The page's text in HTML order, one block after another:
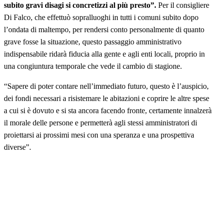
subito gravi disagi si concretizzi al più presto”. Per il consigliere
Di Falco, che effettuò sopralluoghi in tutti i comuni subito dopo
l’ondata di maltempo, per rendersi conto personalmente di quanto
grave fosse la situazione, questo passaggio amministrativo
indispensabile ridarà fiducia alla gente e agli enti locali, proprio in
una congiuntura temporale che vede il cambio di stagione.
“Sapere di poter contare nell’immediato futuro, questo è l’auspicio,
dei fondi necessari a risistemare le abitazioni e coprire le altre spese
a cui si è dovuto e si sta ancora facendo fronte, certamente innalzerà
il morale delle persone e permetterà agli stessi amministratori di
proiettarsi ai prossimi mesi con una speranza e una prospettiva
diverse”.